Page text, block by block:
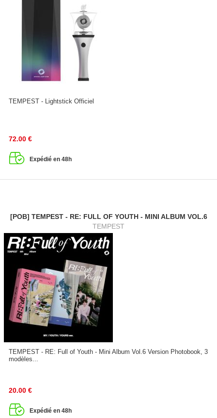
TEMPEST - Lightstick Officiel
72.00 €
Expédié en 48h
[POB] TEMPEST - RE: FULL OF YOUTH - MINI ALBUM VOL.6
TEMPEST
TEMPEST - RE: Full of Youth - Mini Album Vol.6 Version Photobook, 3
modèles...
20.00 €
Expédié en 48h